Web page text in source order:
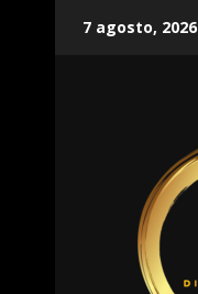
7 agosto, 2026